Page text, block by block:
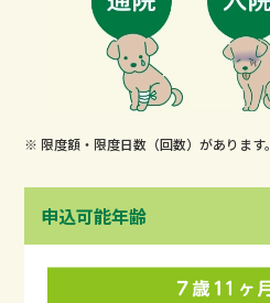
※ 限度額・限度日数（回数）があります。
申込可能年齢